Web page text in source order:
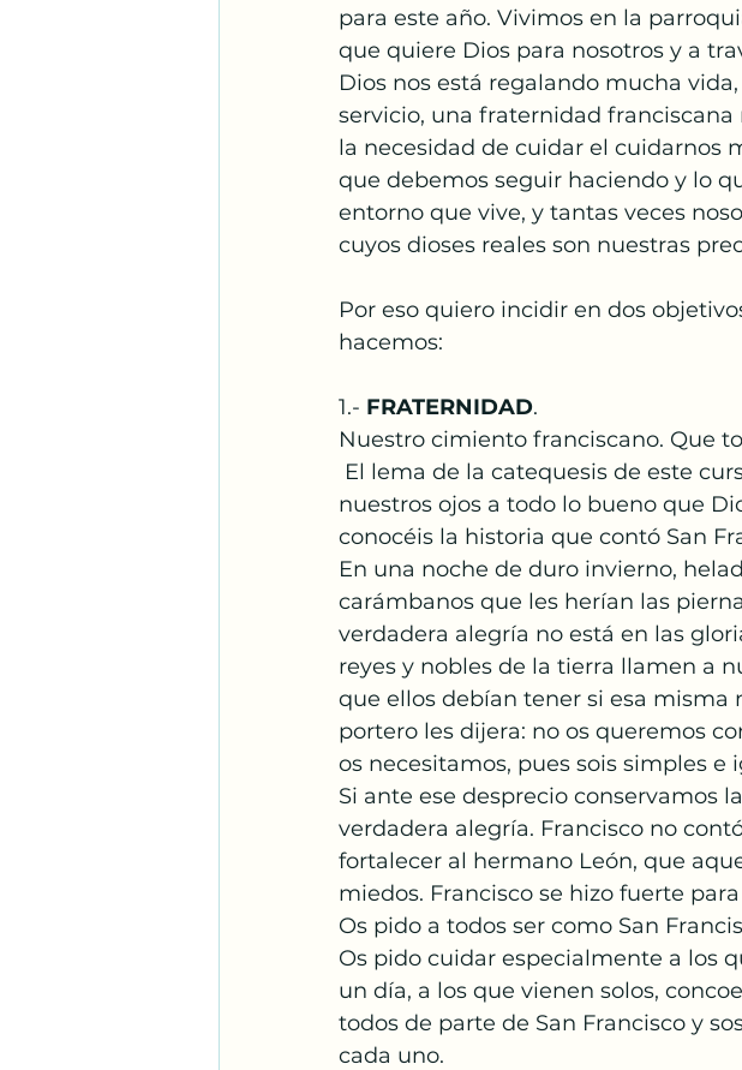
Santos Franciscanos Papa Francisco
Adoración Espíritu Santo
para este año. Vivimos en la
que quiere Dios para nosotros y a
Dios nos está regalando mucha
servicio, una fraternidad
la necesidad de cuidar el cuidarnos
que debemos seguir haciendo y lo
entorno que vive, y tantas veces
cuyos dioses reales son nuestras
Por eso quiero incidir en dos
hacemos:
1.- FRATERNIDAD.
Nuestro cimiento franciscano. Que
nuestros ojos a todo lo bueno que
conocéis la historia que contó San
En una noche de duro invierno,
carámbanos que les herían las
verdadera alegría no está en las
reyes y nobles de la tierra llamen a
que ellos debían tener si esa
portero les dijera: no os queremos
os necesitamos, pues sois simples e
Si ante ese desprecio conservamos
verdadera alegría. Francisco no
fortalecer al hermano León, que
miedos. Francisco se hizo fuerte
Os pido a todos ser como San
Os pido cuidar especialmente a los
un día, a los que vienen solos,
todos de parte de San Francisco y
cada uno.